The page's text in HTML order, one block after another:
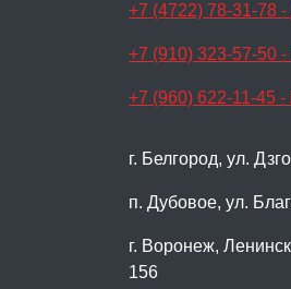
+7 (4722) 78-31-78 -
+7 (910) 323-57-50 -
+7 (960) 622-11-45
г. Белгород, ул.
п. Дубовое, ул.
г. Воронеж,
156